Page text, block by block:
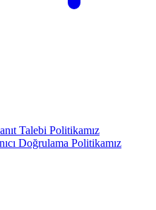
Talebi Politikamız
Doğrulama Politikamız